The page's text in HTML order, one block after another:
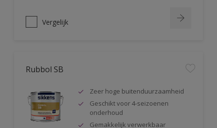
Vergelijk
Rubbol SB
Zeer hoge buitenduurzaamheid
Geschikt voor 4-seizoenen
onderhoud
Gemakkelijk verwerkbaar